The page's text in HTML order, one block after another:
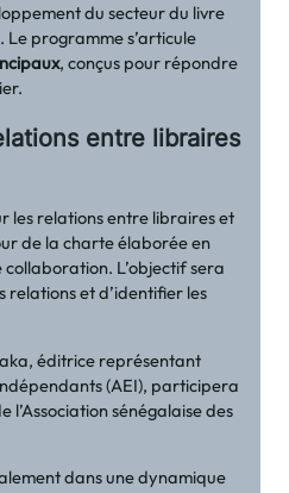
du secteur du livre
programme s’articule
, conçus pour répondre
entre libraires
les relations entre libraires et
de la charte élaborée en
L’objectif sera
relations et d’identifier les
éditrice représentant
(AEI), participera
l’Association sénégalaise des
dans une dynamique